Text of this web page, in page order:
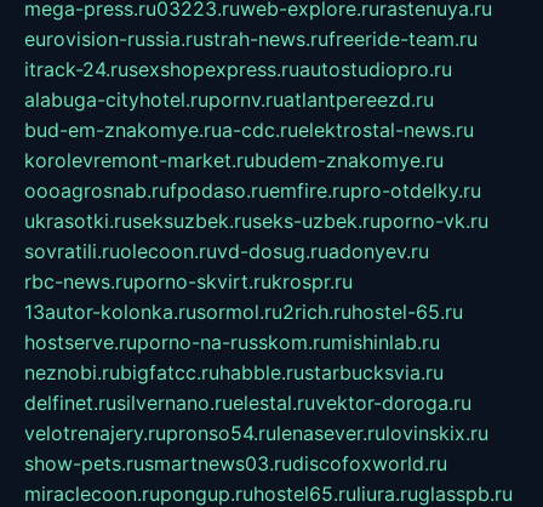
mega-press.ru03223.ruweb-explore.rurastenuya.ru
eurovision-russia.rustrah-news.rufreeride-team.ru
itrack-24.rusexshopexpress.ruautostudiopro.ru
alabuga-cityhotel.rupornv.ruatlantpereezd.ru
bud-em-znakomye.rua-cdc.ruelektrostal-news.ru
korolevremont-market.rubudem-znakomye.ru
oooagrosnab.rufpodaso.ruemfire.rupro-otdelky.ru
ukrasotki.ruseksuzbek.ruseks-uzbek.ruporno-vk.ru
sovratili.ruolecoon.ruvd-dosug.ruadonyev.ru
rbc-news.ruporno-skvirt.rukrospr.ru
13autor-kolonka.rusormol.ru2rich.ruhostel-65.ru
hostserve.ruporno-na-russkom.rumishinlab.ru
neznobi.rubigfatcc.ruhabble.rustarbucksvia.ru
delfinet.rusilvernano.ruelestal.ruvektor-doroga.ru
velotrenajery.rupronso54.rulenasever.rulovinskix.ru
show-pets.rusmartnews03.rudiscofoxworld.ru
miraclecoon.rupongup.ruhostel65.ruliura.ruglasspb.ru